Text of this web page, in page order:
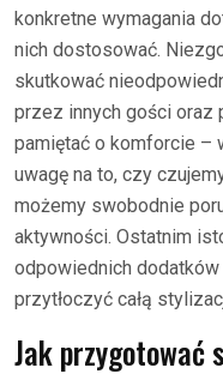
konkretne wymagania
nich dostosować.
skutkować
przez innych gości oraz
pamiętać o komforcie –
uwagę na to, czy
możemy swobodnie
aktywności. Ostatnim
odpowiednich
przytłoczyć całą
Jak przygotować